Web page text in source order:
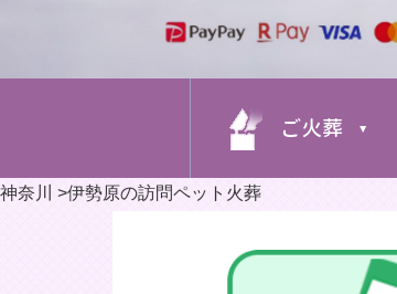
ご火葬
神奈川 >伊勢原の訪問ペット火葬